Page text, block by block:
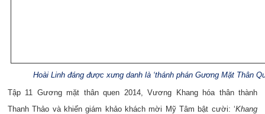
Hoài Linh đáng được xưng danh là ‘thánh phán Gương Mặt Thân
Tập 11 Gương mặt thân quen 2014, Vương Khang hóa thân thành
Thanh Thảo và khiến giám khảo khách mời Mỹ Tâm bật cười: ‘Khang